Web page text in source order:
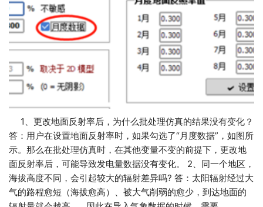
1、更改地面反射率后，为什么批处理仿真的结果没有变化？
答：用户在设置地面反射率时，如果勾选了“月度数据”，如图所
示。那么在批处理仿真时，在其他变量不变的前提下，更改地
面反射率后，可能导致发电量数据没有变化。 2、同一个地区，
海拔高度不同，会引起较大的辐射差异吗? 答：太阳辐射经过大
气的路程愈短（海拔愈高）、被大气削弱的愈少，到达地面的